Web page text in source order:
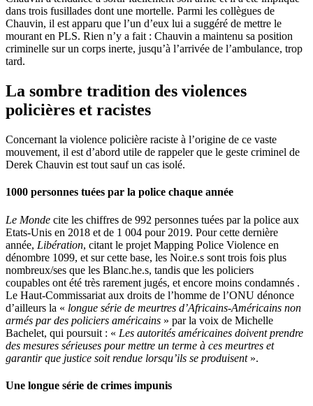
dans trois fusillades dont une mortelle. Parmi les collègues de
Chauvin, il est apparu que l’un d’eux lui a suggéré de mettre le
mourant en PLS. Rien n’y a fait : Chauvin a maintenu sa position
criminelle sur un corps inerte, jusqu’à l’arrivée de l’ambulance, trop
tard.
La sombre tradition des violences
policières et racistes
Concernant la violence policière raciste à l’origine de ce vaste
mouvement, il est d’abord utile de rappeler que le geste criminel de
Derek Chauvin est tout sauf un cas isolé.
1000 personnes tuées par la police chaque année
Le Monde cite les chiffres de 992 personnes tuées par la police aux
Etats-Unis en 2018 et de 1 004 pour 2019. Pour cette dernière
année, Libération, citant le projet Mapping Police Violence en
dénombre 1099, et sur cette base, les Noir.e.s sont trois fois plus
nombreux/ses que les Blanc.he.s, tandis que les policiers
coupables ont été très rarement jugés, et encore moins condamnés .
Le Haut-Commissariat aux droits de l’homme de l’ONU dénonce
d’ailleurs la « longue série de meurtres d’Africains-Américains non
armés par des policiers américains » par la voix de Michelle
Bachelet, qui poursuit : « Les autorités américaines doivent prendre
des mesures sérieuses pour mettre un terme à ces meurtres et
garantir que justice soit rendue lorsqu’ils se produisent».
Une longue série de crimes impunis